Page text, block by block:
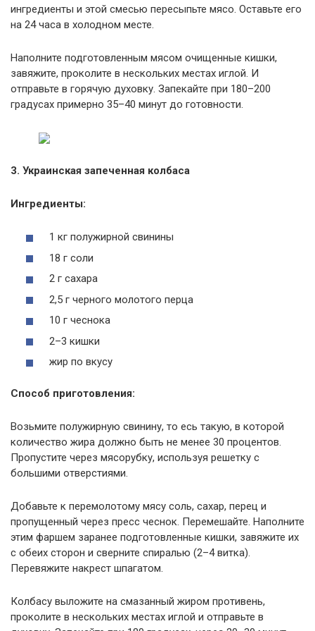
ингредиенты и этой смесью пересыпьте мясо. Оставьте его
на 24 часа в холодном месте.
Наполните подготовленным мясом очищенные кишки,
завяжите, проколите в нескольких местах иглой. И
отправьте в горячую духовку. Запекайте при 180–200
градусах примерно 35–40 минут до готовности.
3. Украинская запеченная колбаса
Ингредиенты:
1 кг полужирной свинины
18 г соли
2 г сахара
2,5 г черного молотого перца
10 г чеснока
2–3 кишки
жир по вкусу
Способ приготовления:
Возьмите полужирную свинину, то есь такую, в которой
количество жира должно быть не менее 30 процентов.
Пропустите через мясорубку, используя решетку с
большими отверстиями.
Добавьте к перемолотому мясу соль, сахар, перец и
пропущенный через пресс чеснок. Перемешайте. Наполните
этим фаршем заранее подготовленные кишки, завяжите их
с обеих сторон и сверните спиралью (2–4 витка).
Перевяжите накрест шпагатом.
Колбасу выложите на смазанный жиром противень,
проколите в нескольких местах иглой и отправьте в